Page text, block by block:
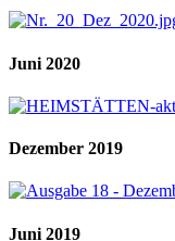
Juni 2020
Dezember 2019
Juni 2019